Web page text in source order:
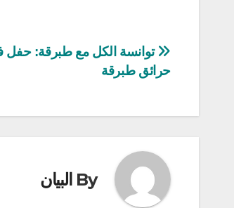
تصفّح
المقالات
توانسة الكل مع طبرقة: حفل
حرائق طبرقة
By البيان